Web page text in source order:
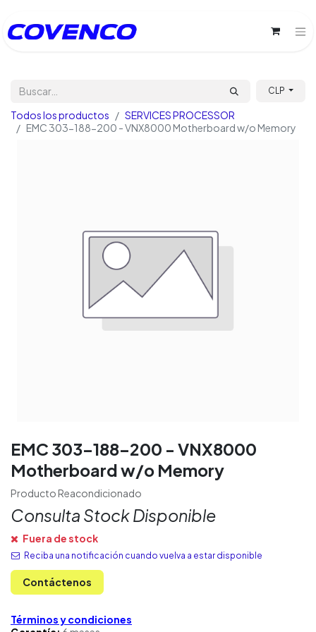
CLP
Todos los productos
SERVICES PROCESSOR
EMC 303-188-200 - VNX8000 Motherboard w/o Memory
EMC 303-188-200 - VNX8000
Motherboard w/o Memory
Producto Reacondicionado
Consulta Stock Disponible
Fuera de stock
Reciba una notificación cuando vuelva a estar disponible
Contáctenos
Términos y condiciones